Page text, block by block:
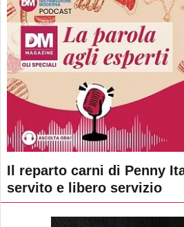
Il reparto carni di Penny
servito e libero servizio